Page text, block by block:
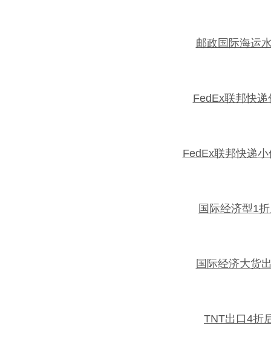
邮政国际海运
FedEx联邦快
FedEx联邦快递
国际经济型1
国际经济大货
TNT出口4折